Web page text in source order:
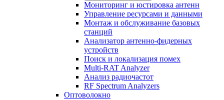
Мониторинг и юстировка антенн
Управление ресурсами и данными
Монтаж и обслуживание базовых
станций
Анализатор антенно-фидерных
устройств
Поиск и локализация помех
Multi-RAT Analyzer
Анализ радиочастот
RF Spectrum Analyzers
Оптоволокно